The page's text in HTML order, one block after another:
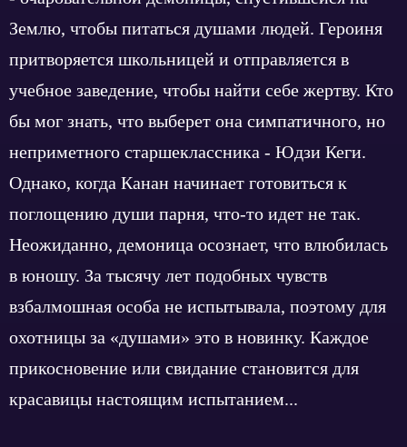
Землю, чтобы питаться душами людей. Героиня
притворяется школьницей и отправляется в
учебное заведение, чтобы найти себе жертву. Кто
бы мог знать, что выберет она симпатичного, но
неприметного старшеклассника - Юдзи Кеги.
Однако, когда Канан начинает готовиться к
поглощению души парня, что-то идет не так.
Неожиданно, демоница осознает, что влюбилась
в юношу. За тысячу лет подобных чувств
взбалмошная особа не испытывала, поэтому для
охотницы за «душами» это в новинку. Каждое
прикосновение или свидание становится для
красавицы настоящим испытанием...